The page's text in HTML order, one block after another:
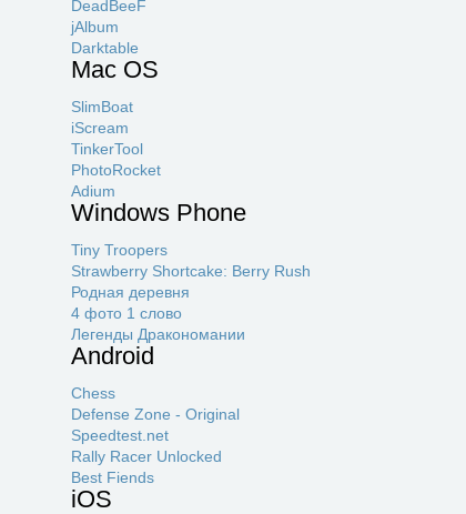
DeadBeeF
jAlbum
Darktable
Mac OS
SlimBoat
iScream
TinkerTool
PhotoRocket
Adium
Windows Phone
Tiny Troopers
Strawberry Shortcake: Berry Rush
Родная деревня
4 фото 1 слово
Легенды Дракономании
Android
Chess
Defense Zone - Original
Speedtest.net
Rally Racer Unlocked
Best Fiends
iOS